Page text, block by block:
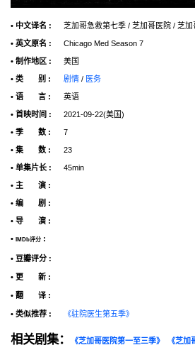
• 中文译名 : 芝加哥急救第七季 / 芝加哥医院 / 芝
• 英文原名 : Chicago Med Season 7
• 制作地区 : 美国
• 类 别 : 剧情 / 医务
• 语 言 : 英语
• 首映时间 : 2021-09-22(美国)
• 季 数 : 7
• 集 数 : 23
• 单集片长 : 45min
• 主 演 :
• 编 剧 :
• 导 演 :
• IMDb评分 :
• 豆瓣评分 :
• 更 新 :
• 翻 译 :
• 类似推荐 : 《驻院医生第五季》
相关剧集： 《芝加哥医院第一至三季》 《芝加